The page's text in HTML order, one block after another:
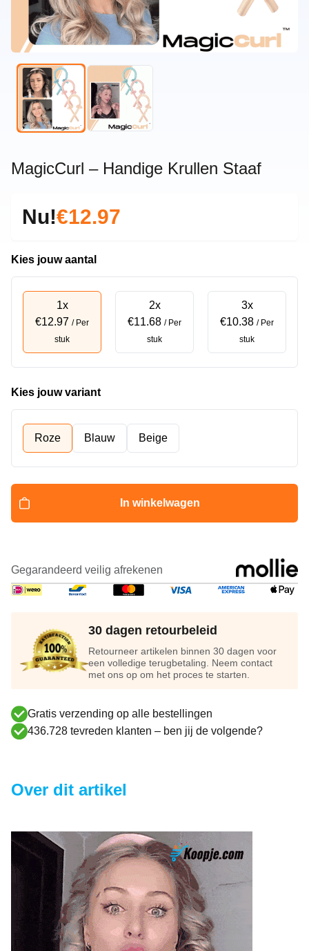
MagicCurl – Handige Krullen Staaf
Nu!€12.97
Kies jouw aantal
1x
€12.97 / Per
stuk
2x
€11.68 / Per
stuk
3x
€10.38 / Per
stuk
Kies jouw variant
Roze Blauw Beige
In winkelwagen
Gegarandeerd veilig afrekenen
30 dagen retourbeleid
Retourneer artikelen binnen 30 dagen voor
een volledige terugbetaling. Neem contact
met ons op om het proces te starten.
Gratis verzending op alle bestellingen
436.728 tevreden klanten – ben jij de volgende?
Over dit artikel